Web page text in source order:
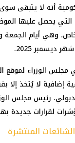
أنه لا يتبقى سوى
التي يحصل عليها
وهي أيام
ديسمبر 2025.
الوزراء لموقع
إضافية لا يُتخذ
رئيس مجلس
لقرارات جديدة
المنتشرة